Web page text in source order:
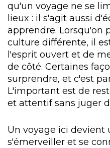
qu'un voyage ne se
lieux : il s'agit aussi
apprendre. Lorsqu'on
culture différente, il
l'esprit ouvert et de
de côté. Certaines
surprendre, et c'est
L'important est de
et attentif sans juger
Un voyage ici devient
s'émerveiller et se